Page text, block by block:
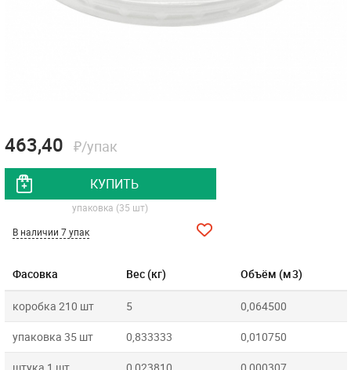
Фасовка Вес (кг) Объём (м3)
коробка 210 шт 5 0,064500
упаковка 35 шт 0,833333 0,010750
463,40 ₽/упак
КУПИТЬ
упаковка (35 шт)
В наличии 7 упак